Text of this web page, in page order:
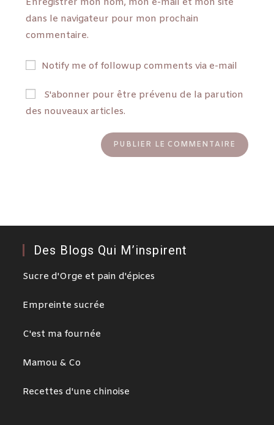
dans le navigateur pour mon prochain
commentaire.
Notify me of followup comments via e-mail
S'abonner pour être prévenu de la parution
des nouveaux articles.
Des Blogs Qui M’inspirent
Sucre d'Orge et pain d'épices
Empreinte sucrée
C'est ma fournée
Mamou & Co
Recettes d'une chinoise